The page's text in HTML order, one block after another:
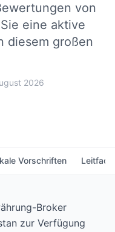
von
eine aktive
diesem großen
2026
Vorschriften
Broker
zur Verfügung